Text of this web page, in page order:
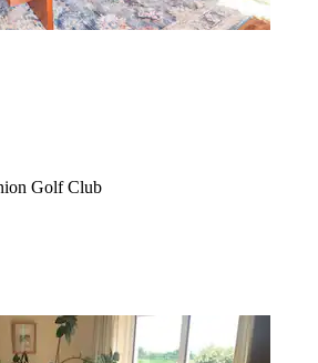
Golf Club